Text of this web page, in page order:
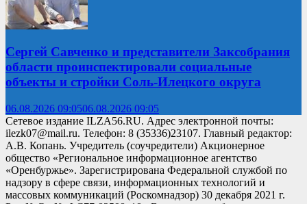
Сергей Савченко и представители Заксобрания
области проинспектировали социальные
объекты и стройки Соль-Илецкого округа
06.08.2026 09:0506.08.2026 09:05
Сетевое издание ILZA56.RU. Адрес электронной почты:
ilezk07@mail.ru. Телефон: 8 (35336)23107. Главный редактор:
А.В. Копань. Учредитель (соучредители) Акционерное
общество «Региональное информационное агентство
«Оренбуржье». Зарегистрирована Федеральной службой по
надзору в сфере связи, информационных технологий и
массовых коммуникаций (Роскомнадзор) 30 декабря 2021 г.